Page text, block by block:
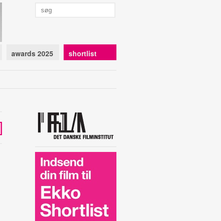
awards 2025 shortlist